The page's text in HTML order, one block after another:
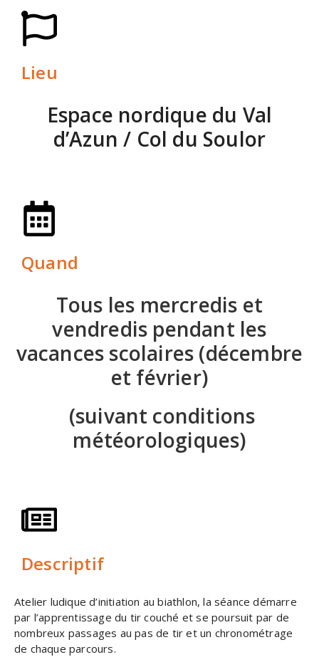
Lieu
Espace nordique du Val
d’Azun / Col du Soulor
Quand
Tous les mercredis et
vendredis pendant les
vacances scolaires (décembre
et février)
(suivant conditions
météorologiques)
Descriptif
Atelier ludique d’initiation au biathlon, la séance démarre
par l’apprentissage du tir couché et se poursuit par de
nombreux passages au pas de tir et un chronométrage
de chaque parcours.